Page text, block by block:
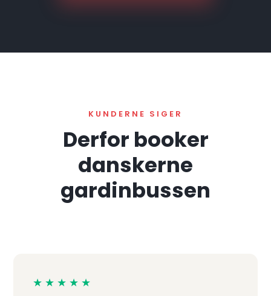
KUNDERNE SIGER
Derfor booker
danskerne
gardinbussen
★★★★★